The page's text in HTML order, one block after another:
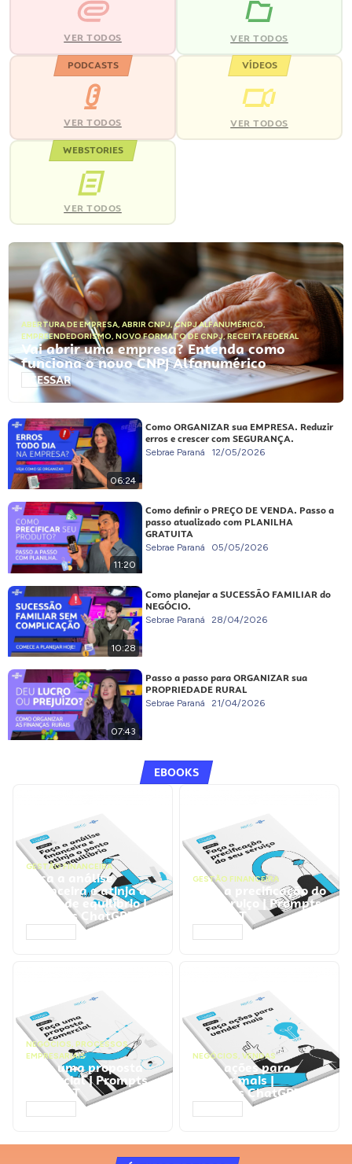
VER TODOS VER TODOS
PODCASTS
VER TODOS
VÍDEOS
VER TODOS
WEBSTORIES
VER TODOS
ABERTURA DE EMPRESA, ABRIR CNPJ,CNPJ ALFANUMÉRICO,
EMPREENDEDORISMO, NOVO FORMATO DE CNPJ,RECEITA FEDERAL
Vai abrir uma empresa? Entenda como
funciona o novo CNPJ Alfanumérico
ACESSAR
06:24
Como ORGANIZAR sua EMPRESA. Reduzir
erros e crescer com SEGURANÇA.
Sebrae Paraná 12/05/2026
11:20
Como definir o PREÇO DE VENDA. Passo a
passo atualizado com PLANILHA
GRATUITA
Sebrae Paraná 05/05/2026
10:28
Como planejar a SUCESSÃO FAMILIAR do
NEGÓCIO.
Sebrae Paraná 28/04/2026
07:43
Passo a passo para ORGANIZAR sua
PROPRIEDADE RURAL
Sebrae Paraná 21/04/2026
EBOOKS
GESTÃO FINANCEIRA
Faça a análise
financeira e atinja o
ponto de equilíbrio |
Prompts ChatGPT
GESTÃO FINANCEIRA
Faça a precificação do
seu serviço | Prompts
ChatGPT
NEGÓCIOS, PROCESSOS
EMPRESARIAIS
Faça uma proposta
comercial | Prompts
ChatGPT
NEGÓCIOS, VENDAS
Faça ações para
vender mais |
Prompts ChatGPT